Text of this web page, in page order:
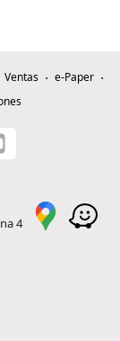
Ventas
e-Paper
4